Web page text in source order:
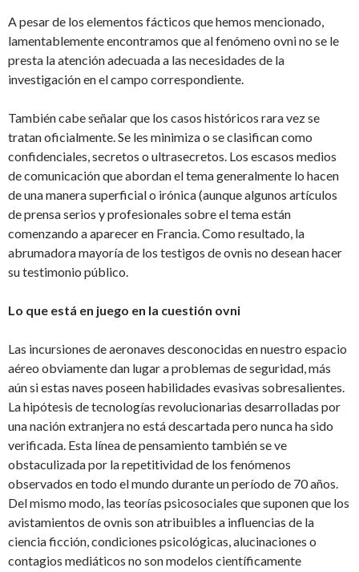
A pesar de los elementos fácticos que hemos mencionado,
lamentablemente encontramos que al fenómeno ovni no se le
presta la atención adecuada a las necesidades de la
investigación en el campo correspondiente.
También cabe señalar que los casos históricos rara vez se
tratan oficialmente. Se les minimiza o se clasifican como
confidenciales, secretos o ultrasecretos. Los escasos medios
de comunicación que abordan el tema generalmente lo hacen
de una manera superficial o irónica (aunque algunos artículos
de prensa serios y profesionales sobre el tema están
comenzando a aparecer en Francia. Como resultado, la
abrumadora mayoría de los testigos de ovnis no desean hacer
su testimonio público.
Lo que está en juego en la cuestión ovni
Las incursiones de aeronaves desconocidas en nuestro espacio
aéreo obviamente dan lugar a problemas de seguridad, más
aún si estas naves poseen habilidades evasivas sobresalientes.
La hipótesis de tecnologías revolucionarias desarrolladas por
una nación extranjera no está descartada pero nunca ha sido
verificada. Esta línea de pensamiento también se ve
obstaculizada por la repetitividad de los fenómenos
observados en todo el mundo durante un período de 70 años.
Del mismo modo, las teorías psicosociales que suponen que los
avistamientos de ovnis son atribuibles a influencias de la
ciencia ficción, condiciones psicológicas, alucinaciones o
contagios mediáticos no son modelos científicamente